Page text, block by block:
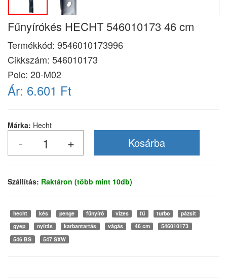
Fűnyírókés HECHT 546010173 46 cm
Termékkód: 9546010173996
Cikkszám: 546010173
Polc: 20-M02
Ár: 6.601 Ft
Márka: Hecht
Szállítás: Raktáron (több mint 10db)
hecht kés penge fűnyíró vizes fű turbo
pázsit
gyep
nyírás karbantartás vágás 46 cm
546010173
546 BS
547 SXW